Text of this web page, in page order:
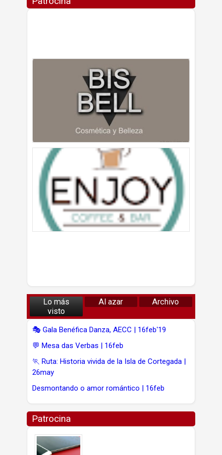
Lo más
visto
Al azar Archivo
🎭 Gala Benéfica Danza, AECC | 16feb'19
💬 Mesa das Verbas | 16feb
🏃 Ruta: Historia vivida de la Isla de Cortegada |
26may
Desmontando o amor romántico | 16feb
Patrocina